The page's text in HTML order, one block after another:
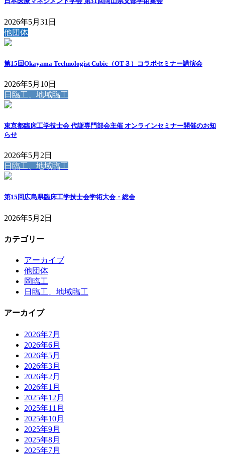
2026年5月31日
他団体
第15回Okayama Technologist Cubic（OT３）コラボセミナー講演会
2026年5月10日
日臨工、地域臨工
東京都臨床工学技士会 代謝専門部会主催 オンラインセミナー開催のお知
らせ
2026年5月2日
日臨工、地域臨工
第15回広島県臨床工学技士会学術大会・総会
2026年5月2日
カテゴリー
アーカイブ
他団体
岡臨工
日臨工、地域臨工
アーカイブ
2026年7月
2026年6月
2026年5月
2026年3月
2026年2月
2026年1月
2025年12月
2025年11月
2025年10月
2025年9月
2025年8月
2025年7月